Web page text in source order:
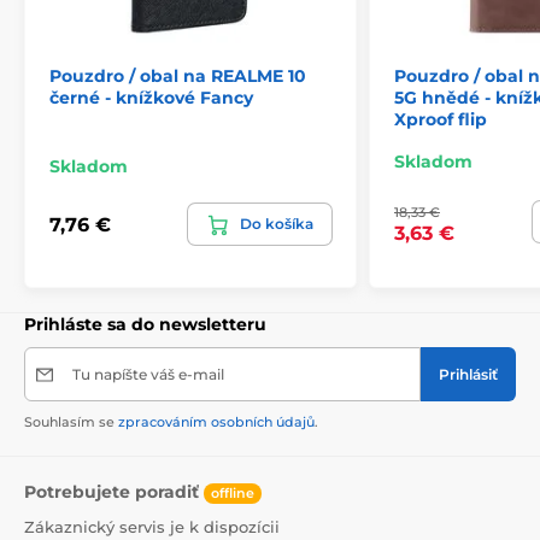
Pouzdro / obal na REALME 10
černé - knížkové Fancy
Skladom
7,76 € Do košíka
Pouzdro / obal
5G hnědé -
Xproof flip
Skladom
18,33 €
3,63 €
Prihláste sa do newsletteru
Tu napíšte váš e-mail Prihlásiť
Souhlasím se zpracováním osobních údajů.
Potrebujete poradiť offline
Zákaznický servis je k dispozícii